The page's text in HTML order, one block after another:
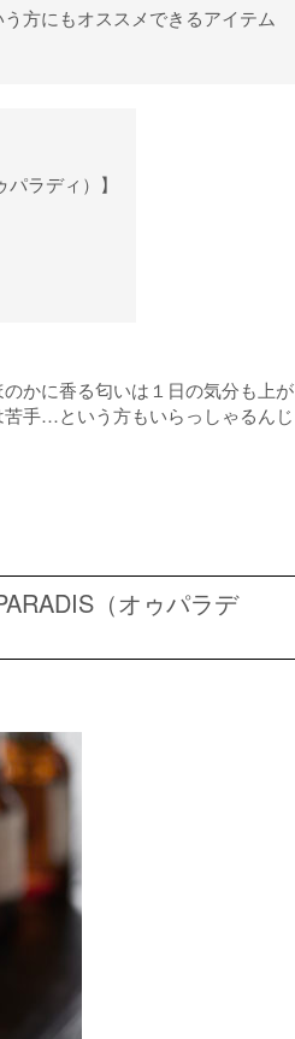
方にもオススメできるアイテム
ラディ）】
かに香る匂いは１日の気分も上が
手…という方もいらっしゃるんじ
（オゥパラデ